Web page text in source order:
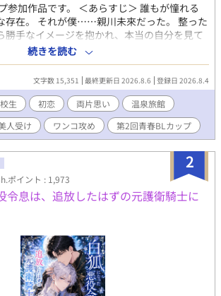
参加作品です。 ＜あらすじ＞ 誰もが憧れる
存在。 それが僕……親川未來だった。 整った
勝手なイメージを抱かれ、本当の自分を見て
れていた未來。 そんな夏休み、祖父母が営む
と夏を過ごすことになった。 慣れない旅館の
を、何かと気にかけてくれたのは、同級生の
じ町で夏を過ごすことになった彼は、ときど
に来てくれる。 誰にでも分け隔てなく優し
の毎日に欠かせない存在になっていく。 迅の
さに触れるたび、止まっていた未來の心は少
。 ひと夏の出会いから始まる、不器用な二人
。 高校生な二人の甘酸っぱいドキドキ感を楽
思っています。
続きを読む
文字数 15,351 最終更新日 2026.8.6 登録日 2026.8.4
生 初恋 両片思い
温泉旅館
人受け ワンコ攻め 第2回青春BLカップ
2
ポイント : 1,973
令息は、追放したはずの元護衛騎士に